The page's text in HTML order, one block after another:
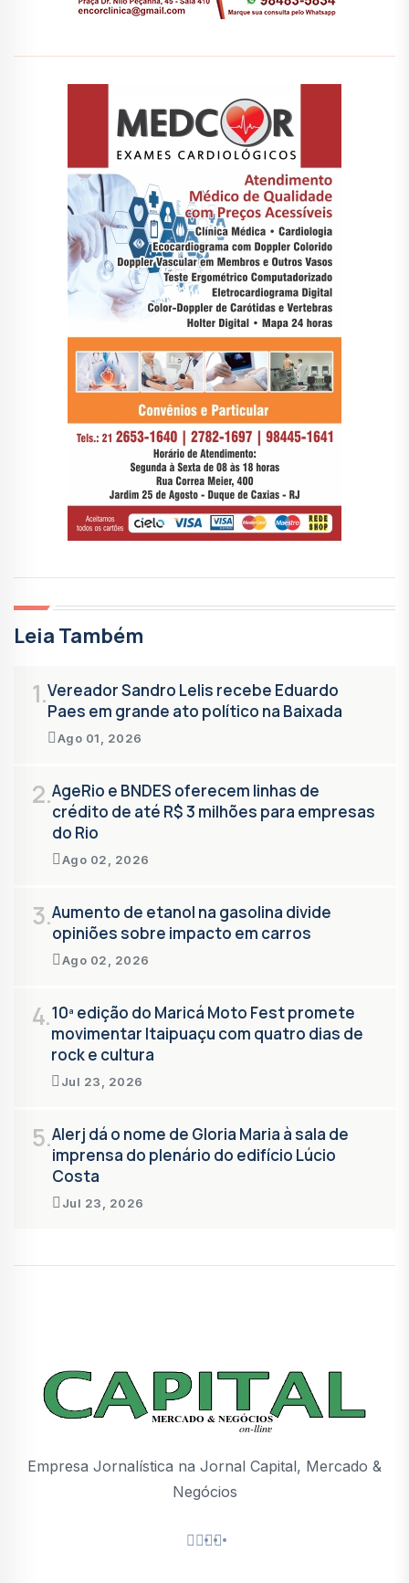
Leia Também
1.Vereador Sandro Lelis recebe Eduardo
Paes em grande ato político na Baixada
Ago 01, 2026
2.AgeRio e BNDES oferecem linhas de
crédito de até R$ 3 milhões para empresas
do Rio
Ago 02, 2026
3.Aumento de etanol na gasolina divide
opiniões sobre impacto em carros
Ago 02, 2026
4.10ª edição do Maricá Moto Fest promete
movimentar Itaipuaçu com quatro dias de
rock e cultura
Jul 23, 2026
5.Alerj dá o nome de Gloria Maria à sala de
imprensa do plenário do edifício Lúcio
Costa
Jul 23, 2026
Empresa Jornalística na Jornal Capital, Mercado &
Negócios